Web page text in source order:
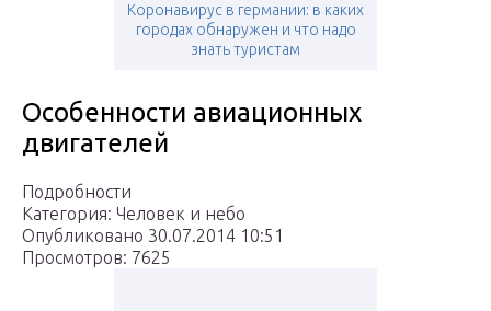
Коронавирус в германии: в каких
городах обнаружен и что надо
знать туристам
Особенности авиационных
двигателей
Подробности
Категория: Человек и небо
Опубликовано 30.07.2014 10:51
Просмотров: 7625